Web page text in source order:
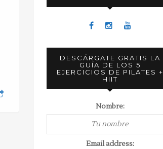
DESCÁRGATE GRATIS LA
GUÍA DE LOS 5
EJERCICIOS DE PILATES +
HIIT
Nombre:
Email address: